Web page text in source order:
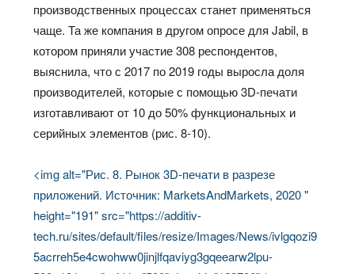
производственных процессах станет применяться
чаще. Та же компания в другом опросе для Jabil, в
котором приняли участие 308 респондентов,
выяснила, что с 2017 по 2019 годы выросла доля
производителей, которые с помощью 3D-печати
изготавливают от 10 до 50% функциональных и
серийных элементов (рис. 8-10).
<img alt="Рис. 8. Рынок 3D-печати в разрезе
приложений. Источник: MarketsAndMarkets, 2020 "
height="191" src="https://additiv-
tech.ru/sites/default/files/resize/Images/News/ivlgqozi9
5acrreh5e4cwohww0jinjlfqaviyg3gqeearw2lpu-